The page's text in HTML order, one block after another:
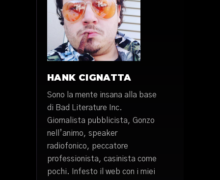
HANK CIGNATTA
Sono la mente insana alla base
di Bad Literature Inc.
Giornalista pubblicista, Gonzo
nell’animo, speaker
radiofonico, peccatore
professionista, casinista come
pochi. Infesto il web con i miei